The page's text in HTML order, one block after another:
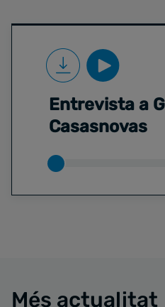
Entrevista a
Casasnovas
Més actualitat